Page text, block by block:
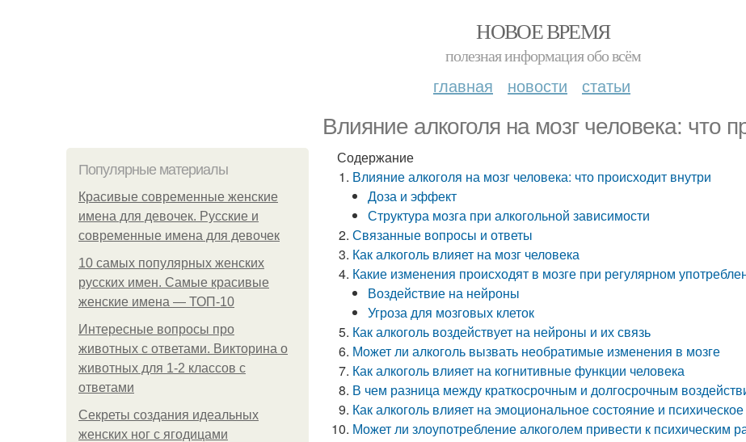
НОВОЕ ВРЕМЯ
полезная информация обо всём
главная новости статьи
Влияние алкоголя на мозг человека: что
Популярные материалы
Красивые современные женские
имена для девочек. Русские и
современные имена для девочек
10 самых популярных женских
русских имен. Самые красивые
женские имена — ТОП-10
Интересные вопросы про
животных с ответами. Викторина о
животных для 1-2 классов с
ответами
Секреты создания идеальных
женских ног с ягодицами
Содержание
Влияние алкоголя на мозг человека: что происходит внутри
Доза и эффект
Структура мозга при алкогольной зависимости
Связанные вопросы и ответы
Как алкоголь влияет на мозг человека
Какие изменения происходят в мозге при регулярном
Воздействие на нейроны
Угроза для мозговых клеток
Как алкоголь воздействует на нейроны и их связь
Может ли алкоголь вызвать необратимые изменения в мозге
Как алкоголь влияет на когнитивные функции человека
В чем разница между краткосрочным и долгосрочным
Как алкоголь влияет на эмоциональное состояние и
Может ли злоупотребление алкоголем привести к психическим